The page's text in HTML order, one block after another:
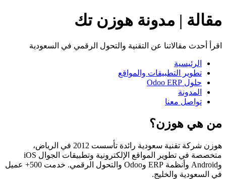
مقالة | مدونة هوزن تك
اقرأ أحدث مقالاتنا عن التقنية والتحول الرقمي في السعودية
الرئيسية
تطوير التطبيقات والمواقع
حلول Odoo ERP
المدونة
تواصل معنا
من هي هوزن؟
هوزن شركة تقنية سعودية رائدة تأسست 2012 في الرياض،
متخصصة في تطوير المواقع الإلكترونية وتطبيقات الجوال iOS
وAndroid وأنظمة ERP وOdoo والتحول الرقمي. خدمت 500+ عميل
في السعودية والخليج.